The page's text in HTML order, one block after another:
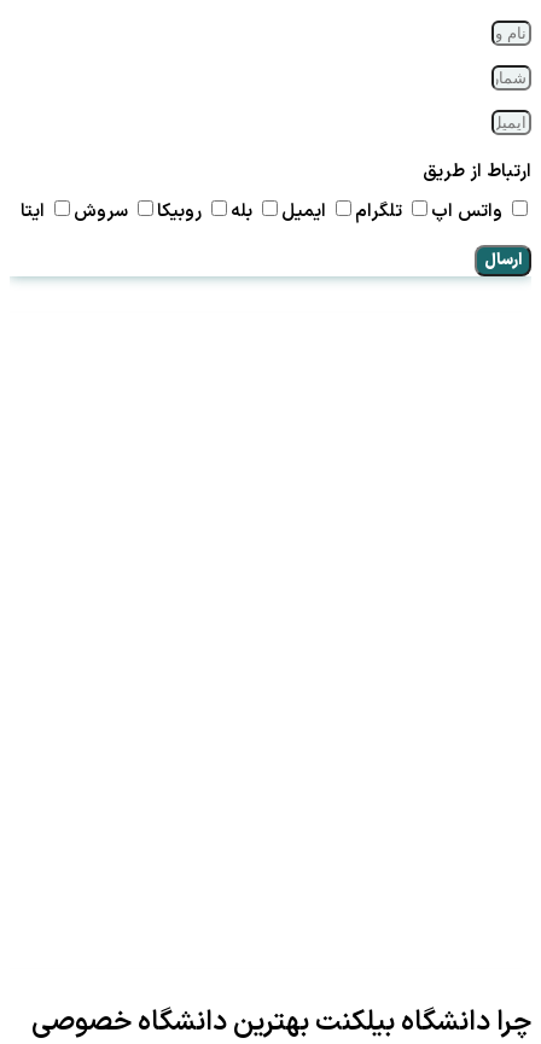
ارتباط از طریق
واتس اپ
تلگرام ایمیل بله روبیکا سروش ایتا
ارسال
چرا دانشگاه بیلکنت بهترین دانشگاه خصوصی